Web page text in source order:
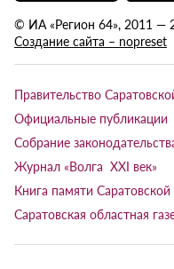
© ИА «Регион 64», 2011 —
Создание сайта – nopreset
Правительство
Официальные публикации
Собрание
Журнал «Волга XXI век»
Книга памяти Саратовской
Саратовская областная